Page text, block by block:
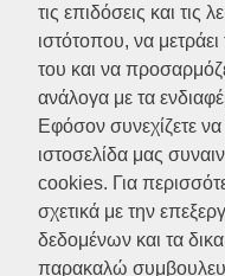
τις επιδόσεις και τις
ιστότοπου, να
του και να
ανάλογα με τα
Εφόσον συνεχίζετε να
ιστοσελίδα μας
cookies. Για
σχετικά με την
δεδομένων και τα
παρακαλώ